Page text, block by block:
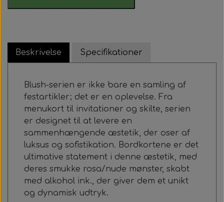
Beskrivelse Specifikationer
Blush-serien er ikke bare en samling af
festartikler; det er en oplevelse. Fra
menukort til invitationer og skilte, serien
er designet til at levere en
sammenhængende æstetik, der oser af
luksus og sofistikation. Bordkortene er det
ultimative statement i denne æstetik, med
deres smukke rosa/nude mønster, skabt
med alkohol ink., der giver dem et unikt
og dynamisk udtryk.